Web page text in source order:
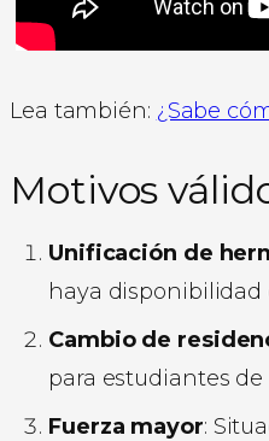
Lea también: ¿Sabe
Motivos
Unificación de
haya disponibilidad
Cambio de
para estudiantes
Fuerza mayor: